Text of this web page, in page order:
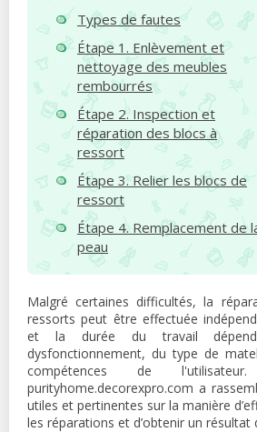
Types de fautes
Étape 1. Enlèvement et
nettoyage des meubles
rembourrés
Étape 2. Inspection et
réparation des blocs à
ressort
Étape 3. Relier les blocs de
ressort
Étape 4. Remplacement de
peau
Malgré certaines difficultés, la
ressorts peut être effectuée
et la durée du travail
dysfonctionnement, du type de
compétences de
purityhome.decorexpro.com a
utiles et pertinentes sur la manière
les réparations et d’obtenir un résultat